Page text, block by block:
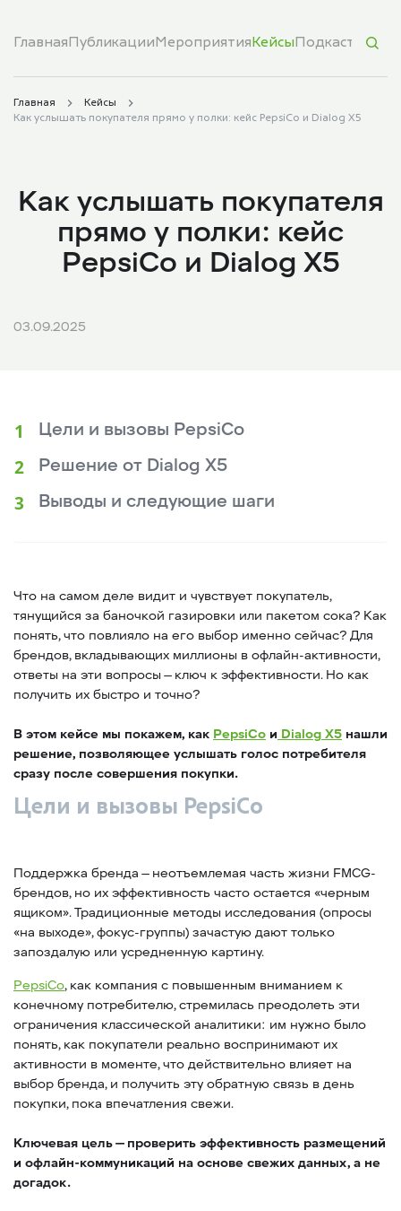
Главная Публикации Мероприятия Кейсы Подкасты
Главная
Кейсы
Как услышать покупателя прямо у полки: кейс PepsiCo и Dialog X5
Как услышать покупателя
прямо у полки: кейс
PepsiCo и Dialog X5
03.09.2025
Цели и вызовы PepsiCo
Решение от Dialog X5
Выводы и следующие шаги
Что на самом деле видит и чувствует покупатель,
тянущийся за баночкой газировки или пакетом сока? Как
понять, что повлияло на его выбор именно сейчас? Для
брендов, вкладывающих миллионы в офлайн-активности,
ответы на эти вопросы — ключ к эффективности. Но как
получить их быстро и точно?
В этом кейсе мы покажем, как PepsiCo и Dialog X5 нашли
решение, позволяющее услышать голос потребителя
сразу после совершения покупки.
Цели и вызовы PepsiCo
Поддержка бренда — неотъемлемая часть жизни FMCG-
брендов, но их эффективность часто остается «черным
ящиком». Традиционные методы исследования (опросы
«на выходе», фокус-группы) зачастую дают только
запоздалую или усредненную картину.
PepsiCo, как компания с повышенным вниманием к
конечному потребителю, стремилась преодолеть эти
ограничения классической аналитики: им нужно было
понять, как покупатели реально воспринимают их
активности в моменте, что действительно влияет на
выбор бренда, и получить эту обратную связь в день
покупки, пока впечатления свежи.
Ключевая цель — проверить эффективность размещений
и офлайн-коммуникаций на основе свежих данных, а не
догадок.